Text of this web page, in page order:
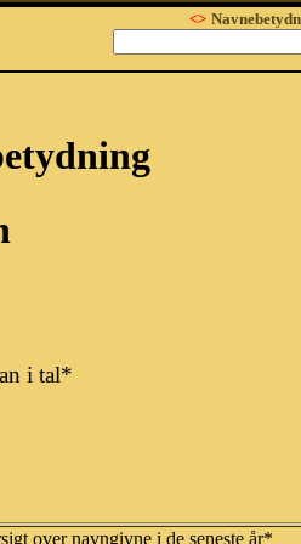
<>
i tal*
over navngivne i de seneste år*